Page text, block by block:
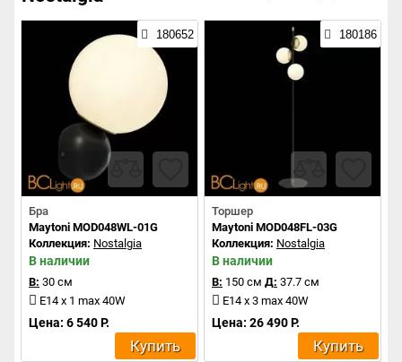
180652
Бра
Maytoni MOD048WL-01G
Коллекция: Nostalgia
В наличии
В: 30 см
E14 x 1 max 40W
Цена: 6 540 Р.
Купить
180186
Торшер
Maytoni MOD048FL-03G
Коллекция: Nostalgia
В наличии
В: 150 см Д: 37.7 см
E14 x 3 max 40W
Цена: 26 490 Р.
Купить